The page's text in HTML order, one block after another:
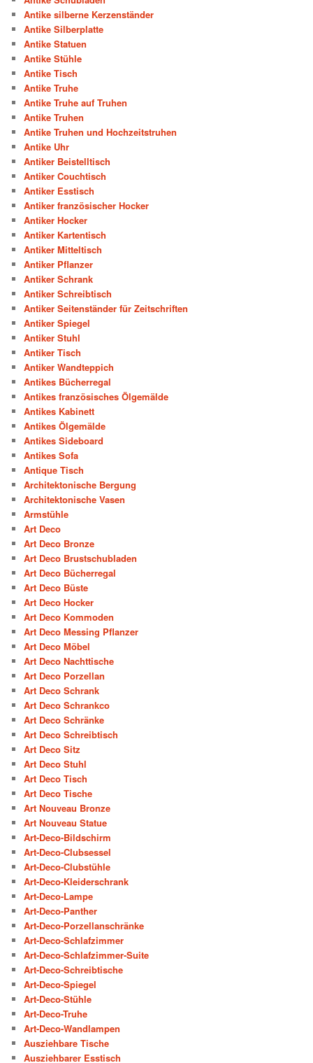
Antike silberne Kerzenständer
Antike Silberplatte
Antike Statuen
Antike Stühle
Antike Tisch
Antike Truhe
Antike Truhe auf Truhen
Antike Truhen
Antike Truhen und Hochzeitstruhen
Antike Uhr
Antiker Beistelltisch
Antiker Couchtisch
Antiker Esstisch
Antiker französischer Hocker
Antiker Hocker
Antiker Kartentisch
Antiker Mitteltisch
Antiker Pflanzer
Antiker Schrank
Antiker Schreibtisch
Antiker Seitenständer für Zeitschriften
Antiker Spiegel
Antiker Stuhl
Antiker Tisch
Antiker Wandteppich
Antikes Bücherregal
Antikes französisches Ölgemälde
Antikes Kabinett
Antikes Ölgemälde
Antikes Sideboard
Antikes Sofa
Antique Tisch
Architektonische Bergung
Architektonische Vasen
Armstühle
Art Deco
Art Deco Bronze
Art Deco Brustschubladen
Art Deco Bücherregal
Art Deco Büste
Art Deco Hocker
Art Deco Kommoden
Art Deco Messing Pflanzer
Art Deco Möbel
Art Deco Nachttische
Art Deco Porzellan
Art Deco Schrank
Art Deco Schrankco
Art Deco Schränke
Art Deco Schreibtisch
Art Deco Sitz
Art Deco Stuhl
Art Deco Tisch
Art Deco Tische
Art Nouveau Bronze
Art Nouveau Statue
Art-Deco-Bildschirm
Art-Deco-Clubsessel
Art-Deco-Clubstühle
Art-Deco-Kleiderschrank
Art-Deco-Lampe
Art-Deco-Panther
Art-Deco-Porzellanschränke
Art-Deco-Schlafzimmer
Art-Deco-Schlafzimmer-Suite
Art-Deco-Schreibtische
Art-Deco-Spiegel
Art-Deco-Stühle
Art-Deco-Truhe
Art-Deco-Wandlampen
Ausziehbare Tische
Ausziehbarer Esstisch